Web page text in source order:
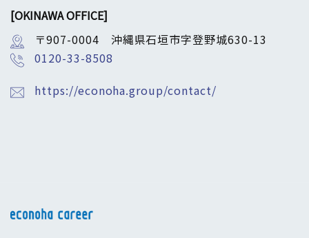
[OKINAWA OFFICE]
〒907-0004 沖縄県石垣市字登野城630-13
0120-33-8508
https://econoha.group/contact/